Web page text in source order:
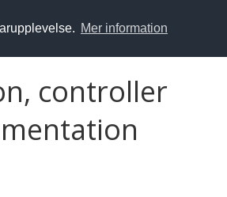
Mer information
controller